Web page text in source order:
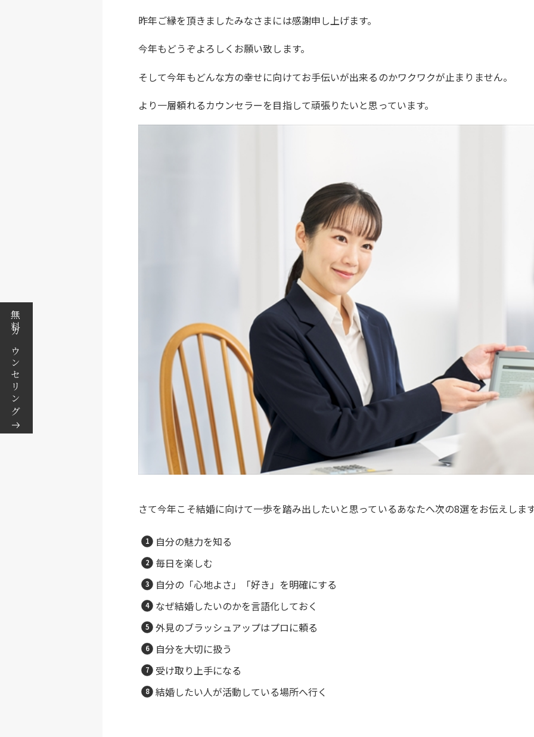
無料カウンセリング
昨年ご縁を頂きましたみなさまには感謝申し上げます。
今年もどうぞよろしくお願い致します。
そして今年もどんな方の幸せに向けてお手伝いが出来るのかワクワクが止まりません。
より一層頼れるカウンセラーを目指して頑張りたいと思っています。
さて今年こそ結婚に向けて一歩を踏み出したいと思っているあなたへ次の8選をお伝えしま
自分の魅力を知る
毎日を楽しむ
自分の「心地よさ」「好き」を明確にする
なぜ結婚したいのかを言語化しておく
外見のブラッシュアップはプロに頼る
自分を大切に扱う
受け取り上手になる
結婚したい人が活動している場所へ行く